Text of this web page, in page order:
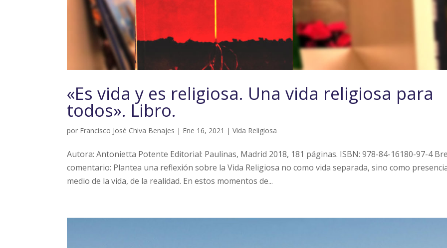
«Es vida y es religiosa. Una vida religiosa para
todos». Libro.
por Francisco José Chiva Benajes | Ene 16, 2021 |Vida Religiosa
Autora: Antonietta Potente Editorial: Paulinas, Madrid 2018, 181 páginas. ISBN: 978-84-16180-97-4
comentario: Plantea una reflexión sobre la Vida Religiosa no como vida separada, sino como
medio de la vida, de la realidad. En estos momentos de...